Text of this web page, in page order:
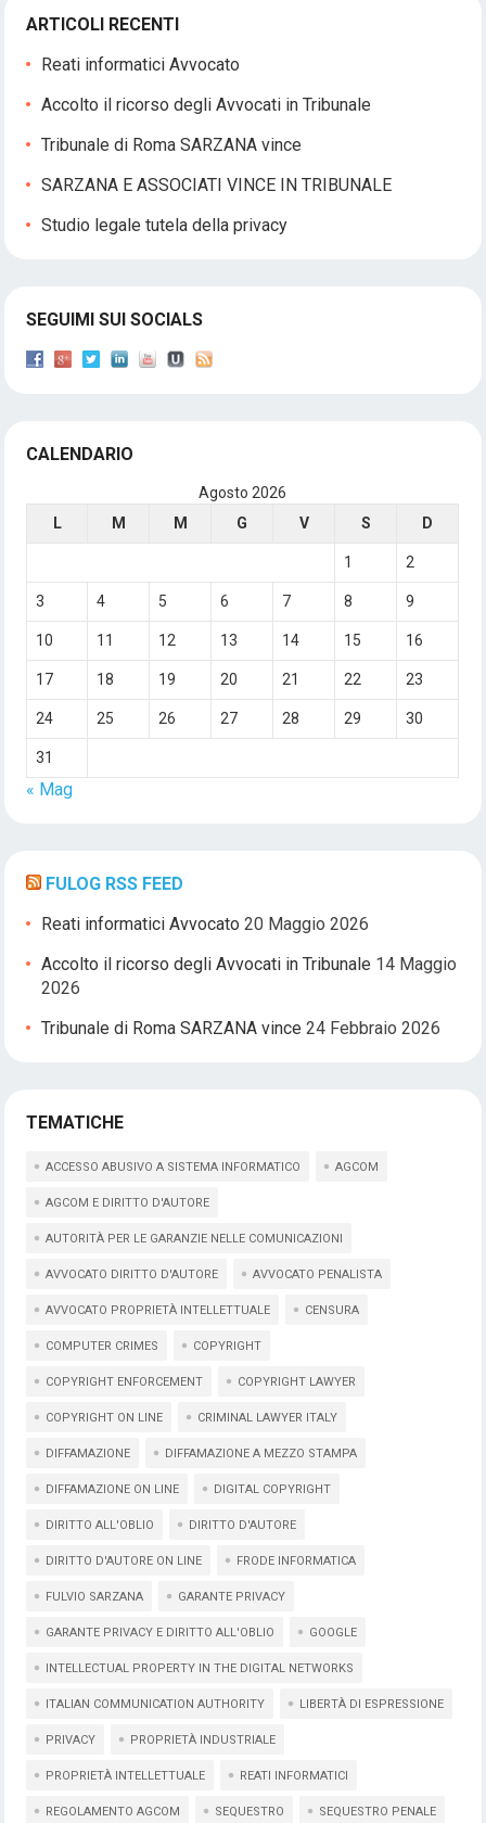
ARTICOLI RECENTI
Reati informatici Avvocato
Accolto il ricorso degli Avvocati in Tribunale
Tribunale di Roma SARZANA vince
SARZANA E ASSOCIATI VINCE IN TRIBUNALE
Studio legale tutela della privacy
SEGUIMI SUI SOCIALS
CALENDARIO
Agosto 2026
L
M M G V S D
1 2
3 4 5 6 7 8 9
10 11 12 13 14 15 16
17 18 19 20 21 22 23
24 25 26 27 28 29 30
31
« Mag
FULOG RSS FEED
Reati informatici Avvocato 20 Maggio 2026
Accolto il ricorso degli Avvocati in Tribunale 14 Maggio
2026
Tribunale di Roma SARZANA vince 24 Febbraio 2026
TEMATICHE
ACCESSO ABUSIVO A SISTEMA INFORMATICO AGCOM
AGCOM E DIRITTO D'AUTORE
AUTORITÀ PER LE GARANZIE NELLE COMUNICAZIONI
AVVOCATO DIRITTO D'AUTORE AVVOCATO PENALISTA
AVVOCATO PROPRIETÀ INTELLETTUALE CENSURA
COMPUTER CRIMES COPYRIGHT
COPYRIGHT ENFORCEMENT COPYRIGHT LAWYER
COPYRIGHT ON LINE CRIMINAL LAWYER ITALY
DIFFAMAZIONE DIFFAMAZIONE A MEZZO STAMPA
DIFFAMAZIONE ON LINE DIGITAL COPYRIGHT
DIRITTO ALL'OBLIO DIRITTO D'AUTORE
DIRITTO D'AUTORE ON LINE FRODE INFORMATICA
FULVIO SARZANA GARANTE PRIVACY
GARANTE PRIVACY E DIRITTO ALL'OBLIO GOOGLE
INTELLECTUAL PROPERTY IN THE DIGITAL NETWORKS
ITALIAN COMMUNICATION AUTHORITY LIBERTÀ DI ESPRESSIONE
PRIVACY PROPRIETÀ INDUSTRIALE
PROPRIETÀ INTELLETTUALE REATI INFORMATICI
REGOLAMENTO AGCOM SEQUESTRO SEQUESTRO PENALE